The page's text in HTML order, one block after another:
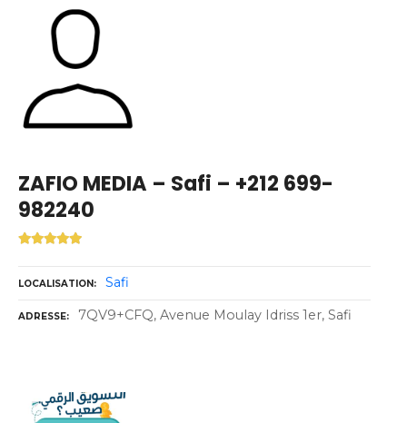
ZAFIO MEDIA – Safi – +212 699-
982240
LOCALISATION Safi
ADRESSE 7QV9+CFQ, Avenue Moulay Idriss 1er, Safi